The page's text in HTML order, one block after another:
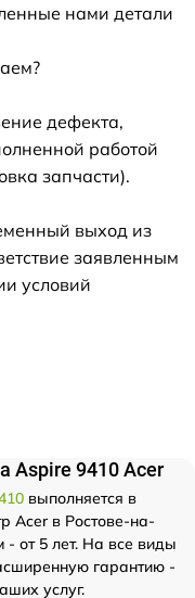
нами детали
дефекта,
работой
запчасти).
выход из
заявленным
условий
Aspire 9410 Acer
выполняется в
Acer в Ростове-на-
от 5 лет. На все виды
гарантию -
услуг.